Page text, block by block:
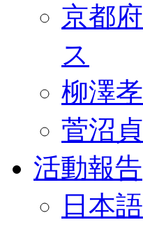
京都
ス
柳澤
菅沼
活動報告
日本語